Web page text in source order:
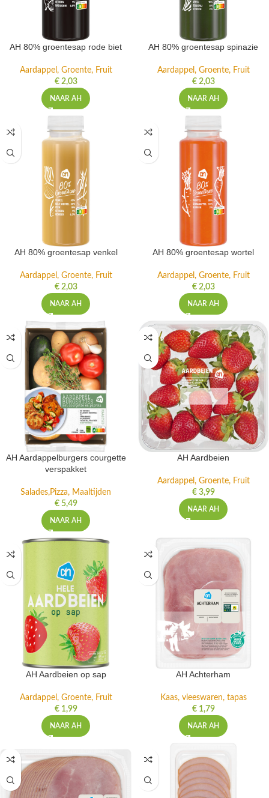
AH 80% groentesap rode biet
Aardappel, Groente, Fruit
€2,03
NAAR AH
AH 80% groentesap spinazie
Aardappel, Groente, Fruit
€2,03
NAAR AH
AH 80% groentesap venkel
Aardappel, Groente, Fruit
€2,03
NAAR AH
AH 80% groentesap wortel
Aardappel, Groente, Fruit
€2,03
NAAR AH
AH Aardappelburgers courgette
verspakket
Salades,Pizza, Maaltijden
€5,49
NAAR AH
AH Aardbeien
Aardappel, Groente, Fruit
€3,99
NAAR AH
AH Aardbeien op sap
Aardappel, Groente, Fruit
€1,99
NAAR AH
AH Achterham
Kaas, vleeswaren, tapas
€1,79
NAAR AH